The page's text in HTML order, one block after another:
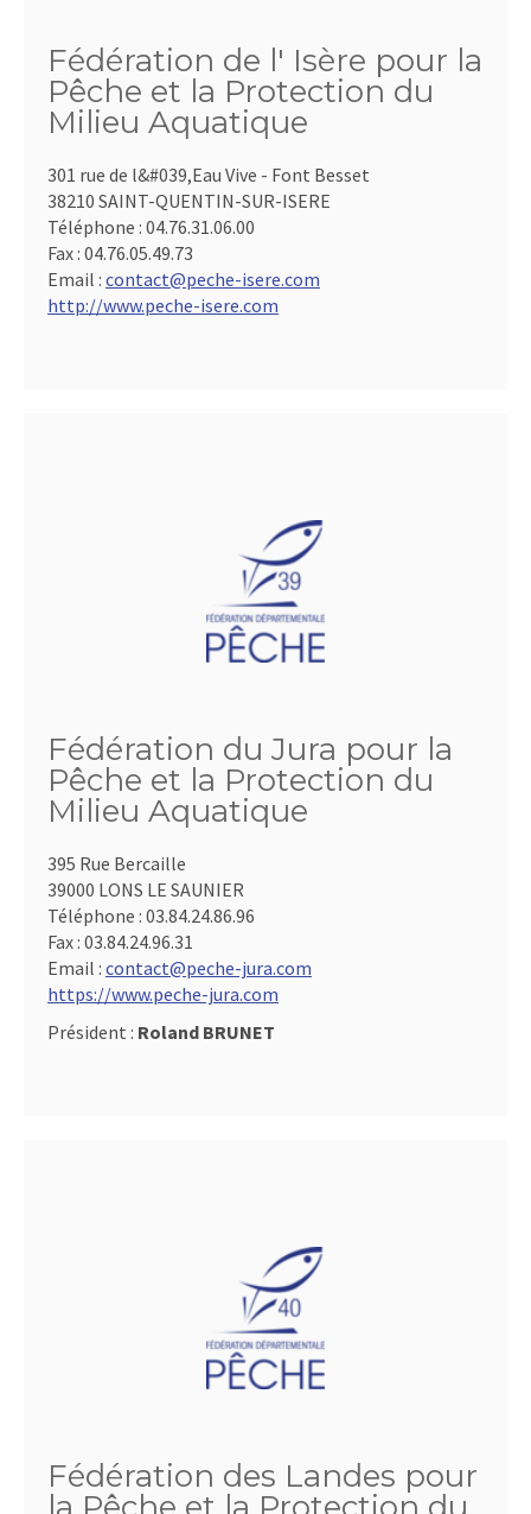
Fédération de l' Isère pour la
Pêche et la Protection du
Milieu Aquatique
301 rue de l&#039,Eau Vive - Font Besset
38210 SAINT-QUENTIN-SUR-ISERE
Téléphone : 04.76.31.06.00
Fax : 04.76.05.49.73
Email : contact@peche-isere.com
http://www.peche-isere.com
Fédération du Jura pour la
Pêche et la Protection du
Milieu Aquatique
395 Rue Bercaille
39000 LONS LE SAUNIER
Téléphone : 03.84.24.86.96
Fax : 03.84.24.96.31
Email : contact@peche-jura.com
https://www.peche-jura.com
Président : Roland BRUNET
Fédération des Landes pour